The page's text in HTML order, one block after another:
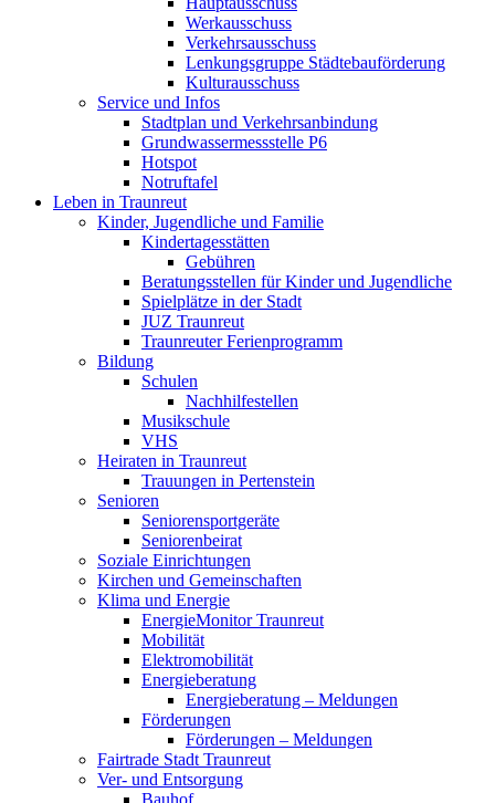
Werkausschuss
Verkehrsausschuss
Lenkungsgruppe Städtebauförderung
Kulturausschuss
Service und Infos
Stadtplan und Verkehrsanbindung
Grundwassermessstelle P6
Hotspot
Notruftafel
Leben in Traunreut
Kinder, Jugendliche und Familie
Kindertagesstätten
Gebühren
Beratungsstellen für Kinder und Jugendliche
Spielplätze in der Stadt
JUZ Traunreut
Traunreuter Ferienprogramm
Bildung
Schulen
Nachhilfestellen
Musikschule
VHS
Heiraten in Traunreut
Trauungen in Pertenstein
Senioren
Seniorensportgeräte
Seniorenbeirat
Soziale Einrichtungen
Kirchen und Gemeinschaften
Klima und Energie
EnergieMonitor Traunreut
Mobilität
Elektromobilität
Energieberatung
Energieberatung – Meldungen
Förderungen
Förderungen – Meldungen
Fairtrade Stadt Traunreut
Ver- und Entsorgung
Bauhof